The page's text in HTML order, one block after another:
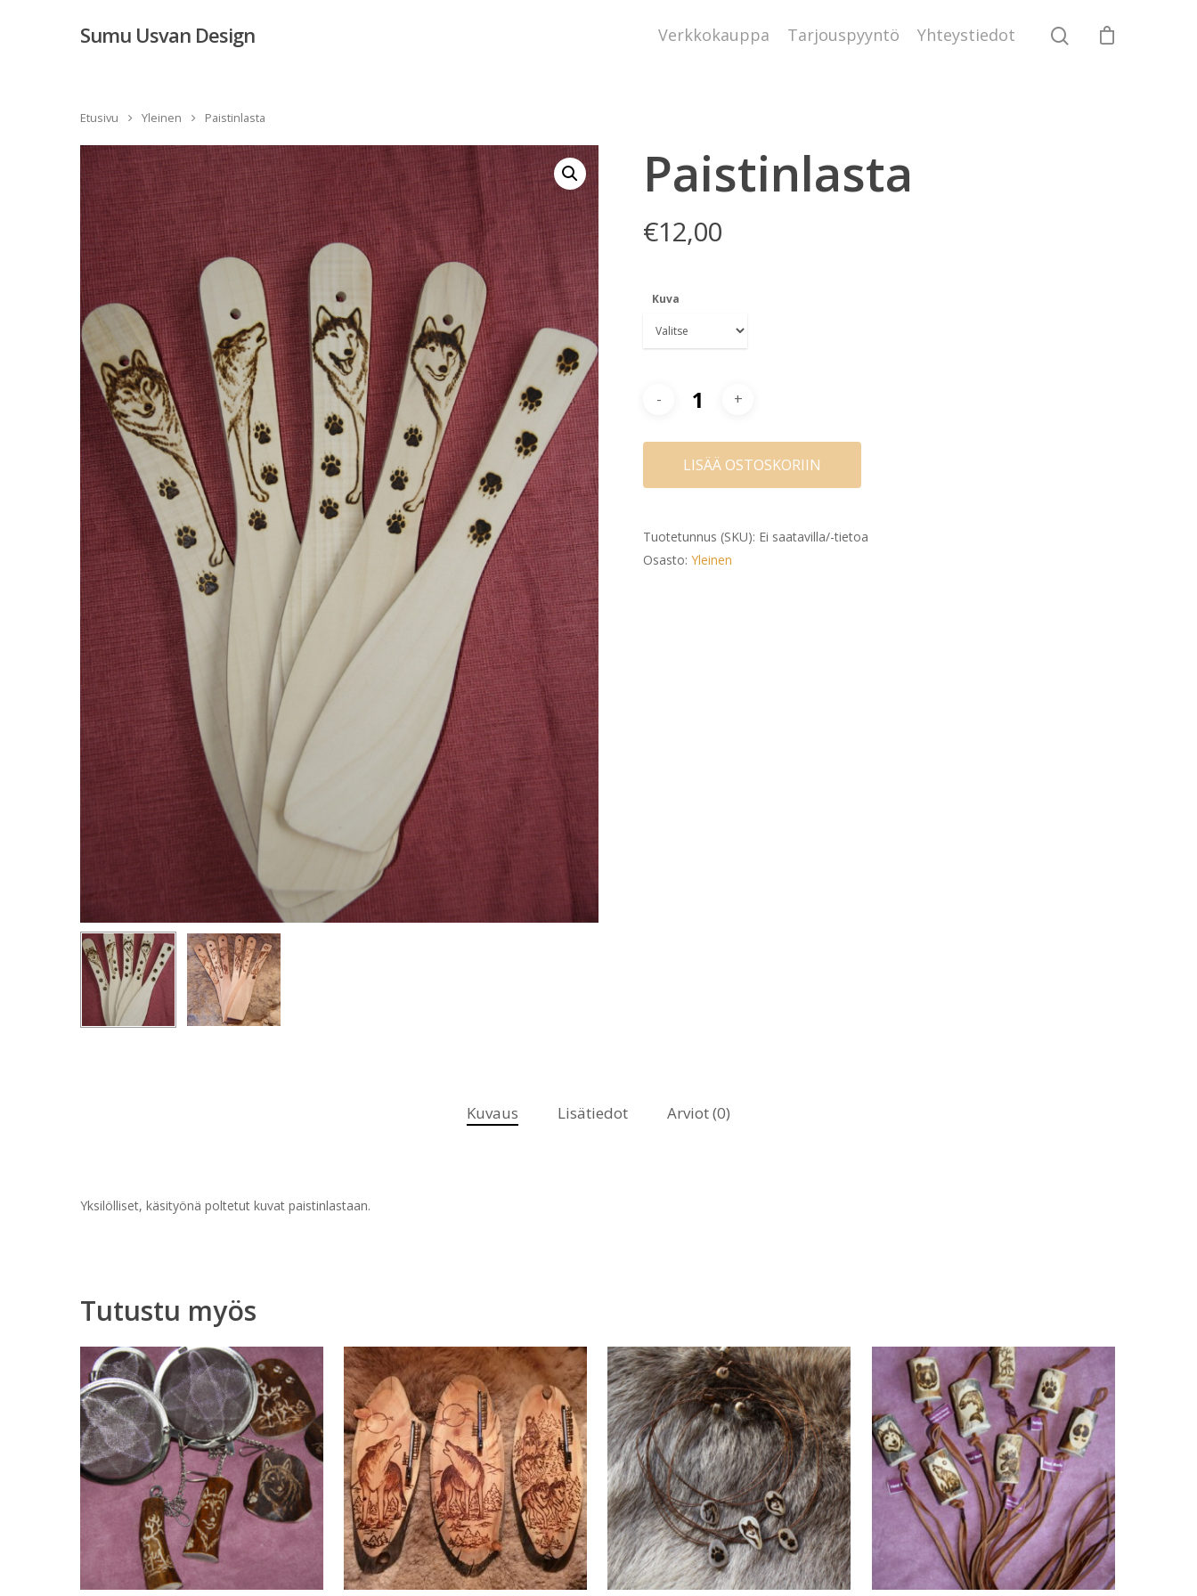
Hit enter to search or ESC to close
Sumu Usvan Design Verkkokauppa Tarjouspyyntö Yhteystiedot
Etusivu Yleinen Paistinlasta
Paistinlasta
€12,00
Kuva
LISÄÄ OSTOSKORIIN
Tuotetunnus (SKU): Ei saatavilla/-tietoa
Osasto: Yleinen
Kuvaus Lisätiedot Arviot (0)
Yksilölliset, käsityönä poltetut kuvat paistinlastaan.
Tutustu myös